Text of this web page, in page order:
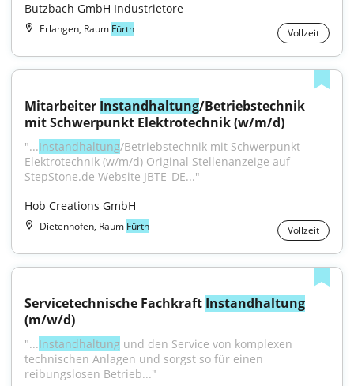
Butzbach GmbH Industrietore
Erlangen, Raum Fürth Vollzeit
Mitarbeiter Instandhaltung/Betriebstechnik
mit Schwerpunkt Elektrotechnik (w/m/d)
"...Instandhaltung/Betriebstechnik mit Schwerpunkt
Elektrotechnik (w/m/d) Original Stellenanzeige auf
StepStone.de Website JBTE_DE..."
Hob Creations GmbH
Dietenhofen, Raum Fürth Vollzeit
Servicetechnische Fachkraft Instandhaltung
(m/w/d)
"...Instandhaltung und den Service von komplexen
technischen Anlagen und sorgst so für einen
reibungslosen Betrieb..."